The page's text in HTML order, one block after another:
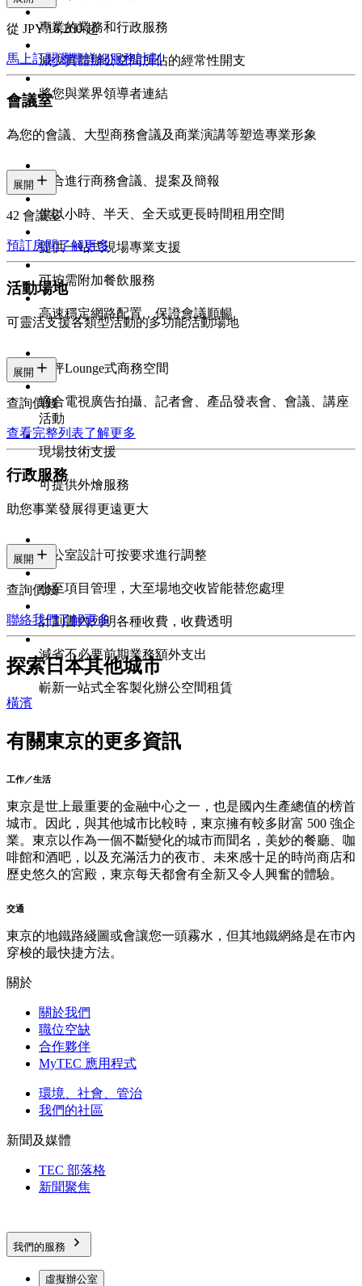
專業的業務和行政服務
減少實體辦公空間所佔的經常性開支
將您與業界領導者連結
從 JPY 16,200 起
馬上訂閱瀏覽詳細服務計劃
會議室
為您的會議、大型商務會議及商業演講等塑造專業形象
適合進行商務會議、提案及簡報
供以小時、半天、全天或更長時間租用空間
提供一站式現場專業支援
可按需附加餐飲服務
高速穩定網路配置，保證會議順暢
展開
42 會議室
預訂房間了解更多
活動場地
可靈活支援各類型活動的多功能活動場地
百坪Lounge式商務空間
適合電視廣告拍攝、記者會、產品發表會、會議、講座
活動
現場技術支援
可提供外燴服務
展開
查詢價錢
查看完整列表了解更多
行政服務
助您事業發展得更遠更大
辦公室設計可按要求進行調整
小至項目管理，大至場地交收皆能替您處理
計劃書內列明各種收費，收費透明
減省不必要前期業務額外支出
嶄新一站式全客製化辦公空間租賃
展開
查詢價錢
聯絡我們了解更多
探索日本其他城市
橫濱
有關東京的更多資訊
工作／生活
東京是世上最重要的金融中心之一，也是國內生產總值的榜首
城市。因此，與其他城市比較時，東京擁有較多財富 500 強企
業。東京以作為一個不斷變化的城市而聞名，美妙的餐廳、咖
啡館和酒吧，以及充滿活力的夜市、未來感十足的時尚商店和
歷史悠久的宮殿，東京每天都會有全新又令人興奮的體驗。
交通
東京的地鐵路綫圖或會讓您一頭霧水，但其地鐵網絡是在市內
穿梭的最快捷方法。
關於
關於我們
職位空缺
合作夥伴
MyTEC 應用程式
環境、社會、管治
我們的社區
新聞及媒體
TEC 部落格
新聞聚焦
我們的服務
虛擬辦公室